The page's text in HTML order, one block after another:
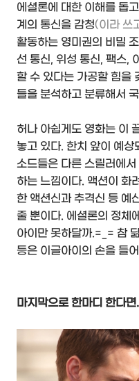
에셜론에 대한 이해를 돕
계의 통신을 감청(이라 쓰
활동하는 영미권의 비밀
선 통신, 위성 통신, 팩스,
할 수 있다는 가공할 힘을
들을 분석하고 분류해서
허나 아쉽게도 영화는 이
놓고 있다. 한치 앞이 예상
소드들은 다른 스릴러에
하는 느낌이다. 액션이 화
한 액션신과 추격신 등 예
줄 뿐이다. 에셜론의 정체
아이만 못하달까.=_= 참
등은 이글아이의 손을 들
마지막으로 한마디 한다면